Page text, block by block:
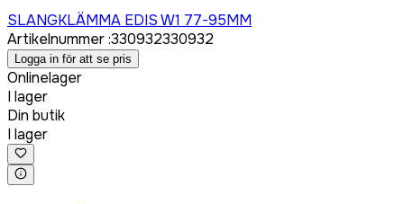
SLANGKLÄMMA EDIS W1 77-95MM
Artikelnummer:330932330932
Logga in för att se pris
Onlinelager
I lager
Din butik
I lager